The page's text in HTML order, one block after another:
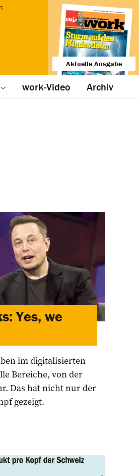
Aktuelle Ausgabe
work-Video Archiv
Yes, we
im digitalisierten
Bereiche, von der
Das hat nicht nur der
gezeigt.